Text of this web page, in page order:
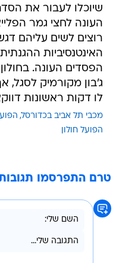
שיוכלו לעבור את
העונה לחצי גמר
רוצים לשים עליהם
האינטנסיביות
הפסדים העונה.
ג'בון מקורמיק
לו דקות ראשונות
מכבי תל אביב בכדורסל
הפועל חולון
טרם התפרסמו